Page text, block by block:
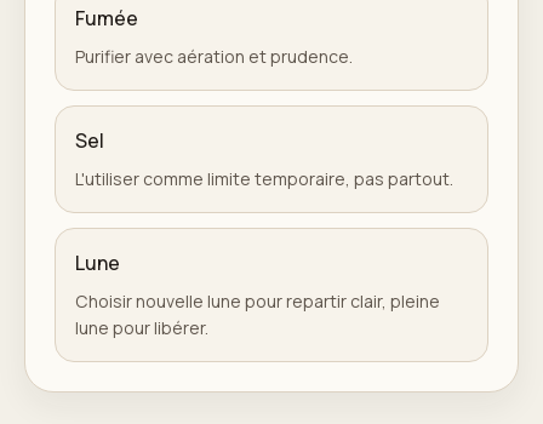
Fumée
Purifier avec aération et prudence.
Sel
L'utiliser comme limite temporaire, pas partout.
Lune
Choisir nouvelle lune pour repartir clair, pleine
lune pour libérer.